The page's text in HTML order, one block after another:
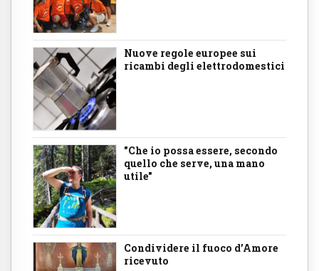
Nuove regole europee sui
ricambi degli elettrodomestici
"Che io possa essere, secondo
quello che serve, una mano
utile"
Condividere il fuoco d’Amore
ricevuto